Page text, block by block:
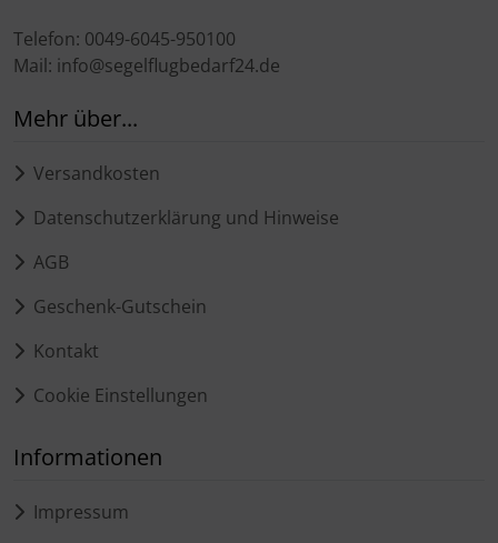
Telefon: 0049-6045-950100
Mail: info@segelflugbedarf24.de
Mehr über...
Versandkosten
Datenschutzerklärung und Hinweise
AGB
Geschenk-Gutschein
Kontakt
Cookie Einstellungen
Informationen
Impressum